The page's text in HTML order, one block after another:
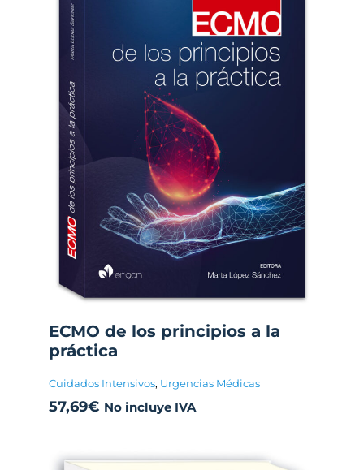
ECMO de los principios a la
práctica
Cuidados Intensivos, Urgencias Médicas
57,69€ No incluye IVA